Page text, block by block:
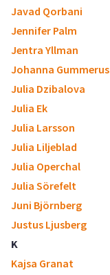
Javad Qorbani
Jennifer Palm
Jentra Yllman
Johanna Gummerus
Julia Dzibalova
Julia Ek
Julia Larsson
Julia Liljeblad
Julia Operchal
Julia Sörefelt
Juni Björnberg
Justus Ljusberg
K
Kajsa Granat